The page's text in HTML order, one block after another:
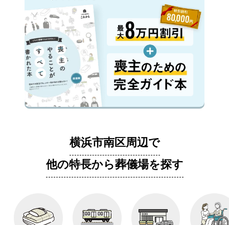
横浜市南区周辺で
他の特長から葬儀場を探す